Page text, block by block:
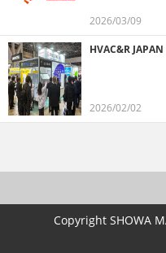
2026/03/09
HVAC&R
2026/02/02
Copyright SHOWA